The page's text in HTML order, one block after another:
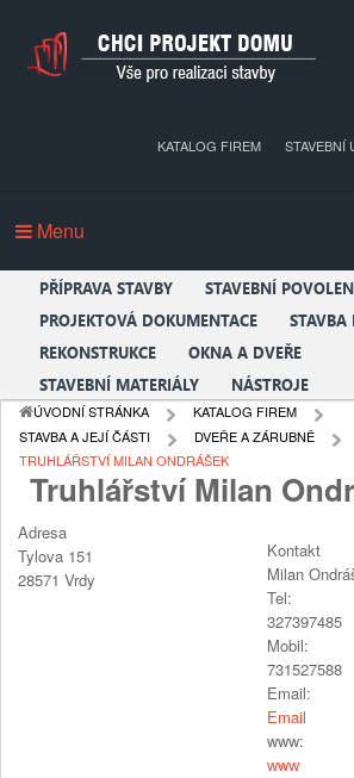
KATALOG FIREM STAVEBNÍ
Menu
PŘÍPRAVA STAVBY
STAVEBNÍ
PROJEKTOVÁ DOKUMENTACE
STAVBA
REKONSTRUKCE
OKNA A DVEŘE
STAVEBNÍ MATERIÁLY
NÁSTROJE
ÚVODNÍ STRÁNKA
KATALOG FIREM
STAVBA A JEJÍ ČÁSTI
DVEŘE A ZÁRUBNĚ
TRUHLÁŘSTVÍ MILAN ONDRÁŠEK
Truhlářství Milan
Adresa
Tylova 151
28571 Vrdy
Kontakt
Milan
Tel:
327397485
Mobil:
731527588
Email:
Email
www:
www